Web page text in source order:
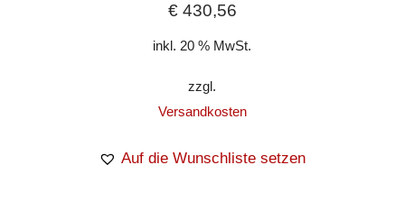
€430,56
inkl. 20 % MwSt.
zzgl.
Versandkosten
Auf die Wunschliste setzen